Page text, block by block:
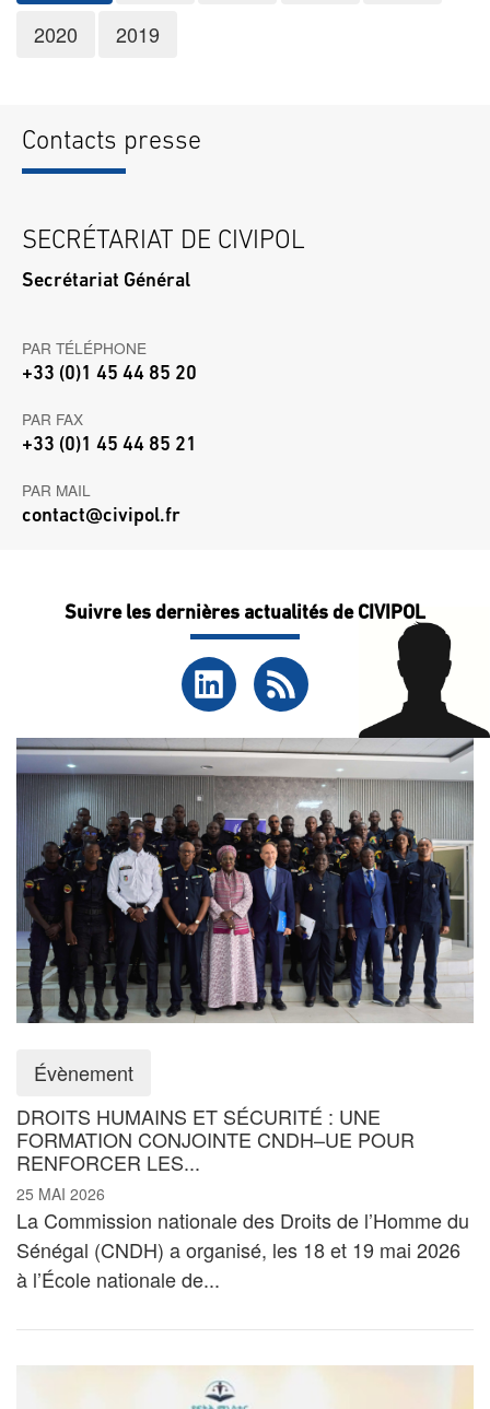
Évènement
DROITS HUMAINS ET SÉCURITÉ : UNE
FORMATION CONJOINTE CNDH–UE POUR
RENFORCER LES...
25 MAI 2026
La Commission nationale des Droits de l’Homme du
Sénégal (CNDH) a organisé, les 18 et 19 mai 2026
à l’École nationale de...
2020
2019
Contacts presse
SECRÉTARIAT DE CIVIPOL
Secrétariat Général
PAR TÉLÉPHONE
+33 (0)1 45 44 85 20
PAR FAX
+33 (0)1 45 44 85 21
PAR MAIL
contact@civipol.fr
Suivre les dernières actualités de CIVIPOL